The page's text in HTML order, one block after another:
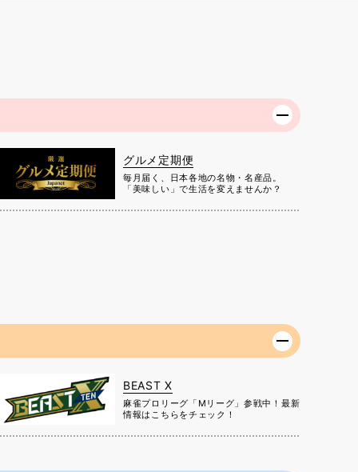
グルメ定期便
毎月届く、日本各地の名物・名産品。
「美味しい」で生活を変えませんか？
BEAST X
麻雀プロリーグ「Mリーグ」参戦中！最新
情報はこちらをチェック！